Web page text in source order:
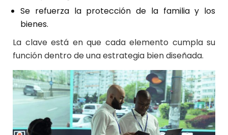
Se refuerza la protección de la familia y los
bienes.
La clave está en que cada elemento cumpla su
función dentro de una estrategia bien diseñada.